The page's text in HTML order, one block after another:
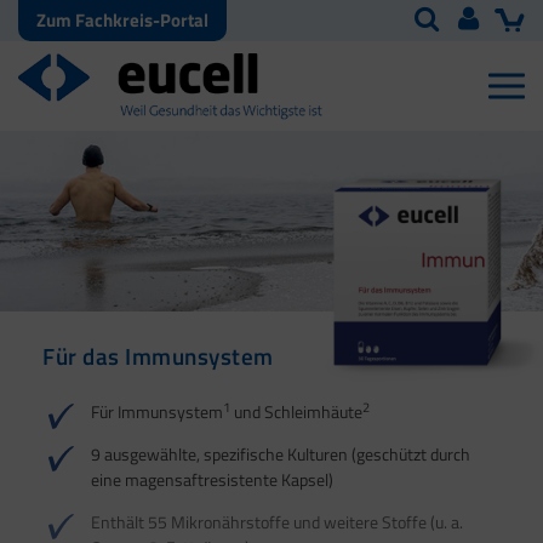
Zum Fachkreis-Portal
Für das Immunsystem
Für Immunsystem1 und Schleimhäute2
9 ausgewählte, spezifische Kulturen (geschützt durch
eine magensaftresistente Kapsel)
Enthält 55 Mikronährstoffe und weitere Stoffe (u. a.
Für Haut, Haare und
4
Für Ihre natürliche